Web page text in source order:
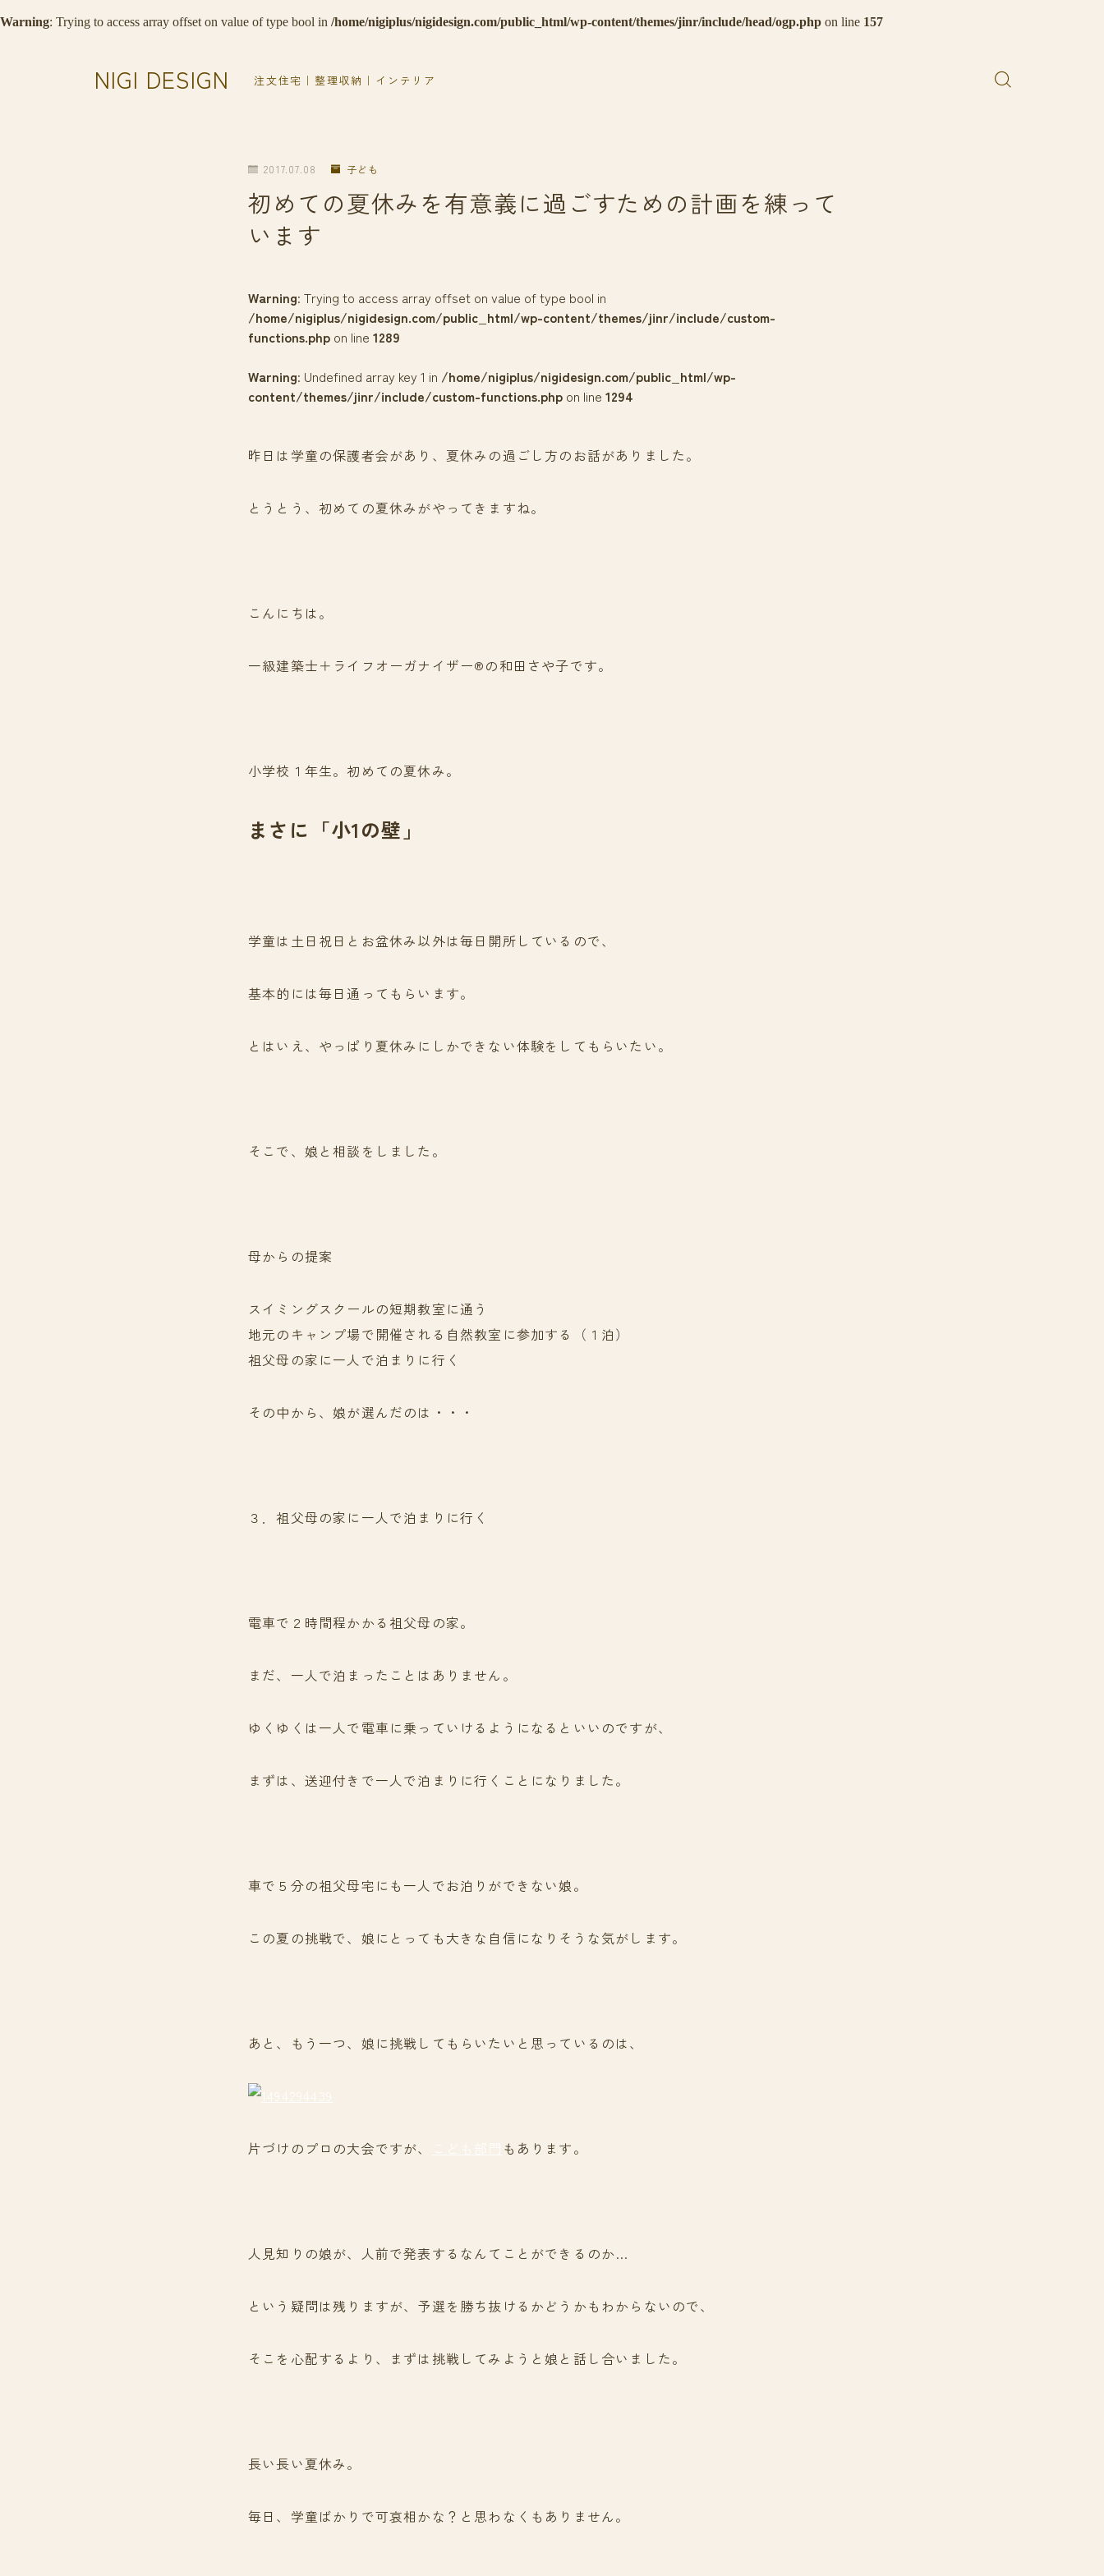
Warning: Trying to access array offset on value of type bool in /home/nigiplus/nigidesign.com/public_html/wp-content/themes/jinr/include/head/ogp.php on line 157
NIGI DESIGN 注文住宅｜整理収納｜インテリア
2017.07.08 子ども
初めての夏休みを有意義に過ごすための計画を練って
います
Warning: Trying to access array offset on value of type bool in
/home/nigiplus/nigidesign.com/public_html/wp-content/themes/jinr/include/custom-
functions.php on line 1289
Warning: Undefined array key 1 in /home/nigiplus/nigidesign.com/public_html/wp-
content/themes/jinr/include/custom-functions.php on line 1294
昨日は学童の保護者会があり、夏休みの過ごし方のお話がありました。
とうとう、初めての夏休みがやってきますね。
こんにちは。
一級建築士＋ライフオーガナイザー®の和田さや子です。
小学校１年生。初めての夏休み。
まさに「小1の壁」
学童は土日祝日とお盆休み以外は毎日開所しているので、
基本的には毎日通ってもらいます。
とはいえ、やっぱり夏休みにしかできない体験をしてもらいたい。
そこで、娘と相談をしました。
母からの提案
スイミングスクールの短期教室に通う
地元のキャンプ場で開催される自然教室に参加する（１泊）
祖父母の家に一人で泊まりに行く
その中から、娘が選んだのは・・・
３．祖父母の家に一人で泊まりに行く
電車で２時間程かかる祖父母の家。
まだ、一人で泊まったことはありません。
ゆくゆくは一人で電車に乗っていけるようになるといいのですが、
まずは、送迎付きで一人で泊まりに行くことになりました。
車で５分の祖父母宅にも一人でお泊りができない娘。
この夏の挑戦で、娘にとっても大きな自信になりそうな気がします。
あと、もう一つ、娘に挑戦してもらいたいと思っているのは、
片づけのプロの大会ですが、 もあります。
人見知りの娘が、人前で発表するなんてことができるのか…
という疑問は残りますが、予選を勝ち抜けるかどうかもわからないので、
そこを心配するより、まずは挑戦してみようと娘と話し合いました。
長い長い夏休み。
毎日、学童ばかりで可哀相かな？と思わなくもありません。